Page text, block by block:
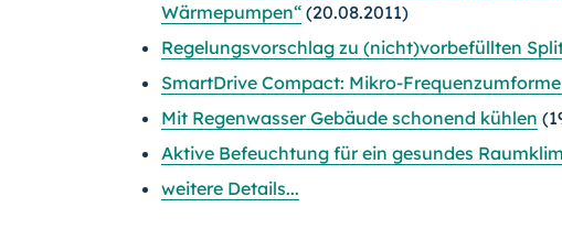
Wärmepumpen“ (20.08.2011)
Regelungsvorschlag zu (nicht)vorbefüllten
SmartDrive Compact: Mikro-
Mit Regenwasser Gebäude schonend kühlen
Aktive Befeuchtung für ein gesundes
weitere Details...